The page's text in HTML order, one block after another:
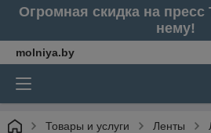
Огромная скидка на пресс
нему!
molniya.by
Товары и услуги Ленты